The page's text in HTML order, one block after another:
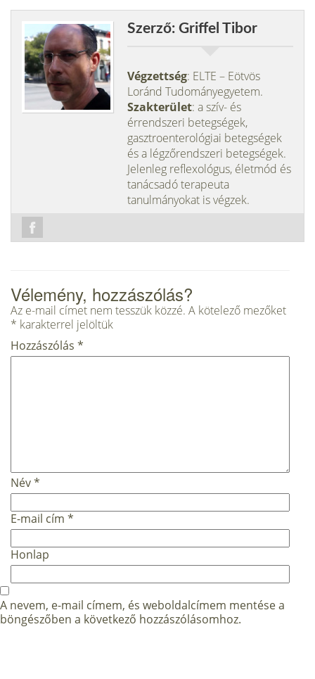
Szerző: Griffel Tibor
Végzettség: ELTE – Eötvös
Loránd Tudományegyetem.
Szakterület: a szív- és
érrendszeri betegségek,
gasztroenterológiai betegségek
és a légzőrendszeri betegségek.
Jelenleg reflexológus, életmód és
tanácsadó terapeuta
tanulmányokat is végzek.
Vélemény, hozzászólás?
Az e-mail címet nem tesszük közzé. A kötelező mezőket
* karakterrel jelöltük
Hozzászólás *
Név*
E-mail cím *
Honlap
A nevem, e-mail címem, és weboldalcímem mentése a
böngészőben a következő hozzászólásomhoz.